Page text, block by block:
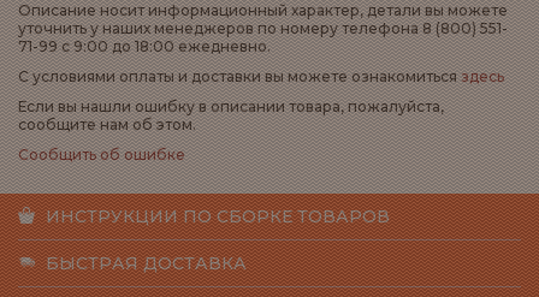
Описание носит информационный характер, детали вы можете
уточнить у наших менеджеров по номеру телефона 8 (800) 551-
71-99 с 9:00 до 18:00 ежедневно.
С условиями оплаты и доставки вы можете ознакомитьсяздесь
Если вы нашли ошибку в описании товара, пожалуйста,
сообщите нам об этом.
Сообщить об ошибке
ИНСТРУКЦИИ ПО СБОРКЕ ТОВАРОВ
БЫСТРАЯ ДОСТАВКА